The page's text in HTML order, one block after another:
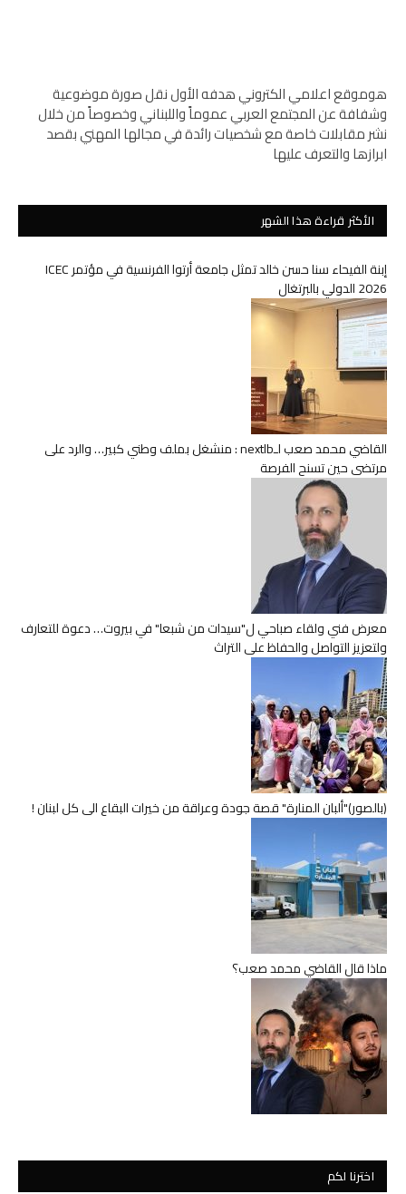
هوموقع اعلامي الكتروني هدفه الأول نقل صورة موضوعية
وشفافة عن المجتمع العربي عموماً واللبناني وخصوصاً من خلال
نشر مقابلات خاصة مع شخصيات رائدة في مجالها المهني بقصد
ابرازها والتعرف عليها
الأكثر قراءة هذا الشهر
إبنة الفيحاء سنا حسن خالد تمثل جامعة أرتوا الفرنسية في مؤتمر ICEC
2026 الدولي بالبرتغال
القاضي محمد صعب لـnextlb : منشغل بملف وطني كبير… والرد على
مرتضى حين تسنح الفرصة
معرض فني ولقاء صباحي ل"سيدات من شبعا" في بيروت… دعوة للتعارف
ولتعزيز التواصل والحفاظ على التراث
(بالصور)"ألبان المنارة" قصة جودة وعراقة من خيرات البقاع الى كل لبنان !
ماذا قال القاضي محمد صعب؟
اخترنا لكم